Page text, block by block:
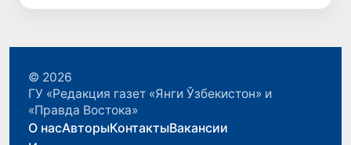
© 2026
ГУ «Редакция газет «Янги Ўзбекистон» и
«Правда Востока»
О насАвторыКонтактыВакансии